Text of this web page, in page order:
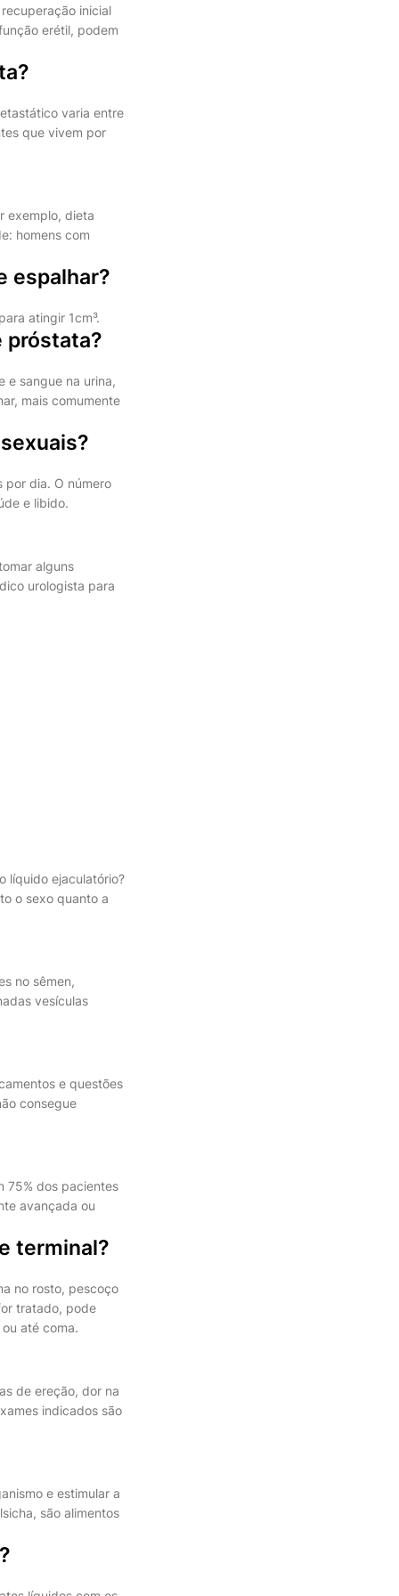
inicial
erétil, podem
varia entre
que vivem por
exemplo, dieta
homens com
espalhar?
atingir 1cm³.
próstata?
e sangue na urina,
mais comumente
por dia. O número
e libido.
alguns
urologista para
líquido ejaculatório?
o sexo quanto a
no sêmen,
vesículas
e questões
consegue
75% dos pacientes
avançada ou
terminal?
no rosto, pescoço
tratado, pode
até coma.
de ereção, dor na
indicados são
e estimular a
são alimentos